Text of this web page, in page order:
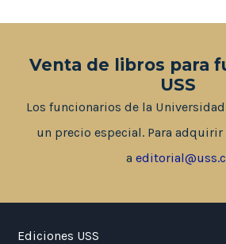
Venta de libros para
USS
Los funcionarios de la
un precio especial. Para
a
Ediciones USS